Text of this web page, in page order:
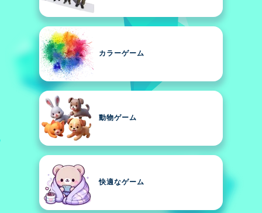
カラーゲーム
動物ゲーム
快適なゲーム